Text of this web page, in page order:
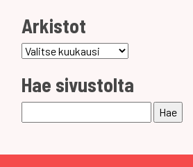
Arkistot
Arkistot
Hae sivustolta